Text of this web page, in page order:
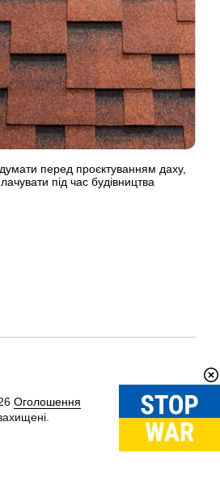
перед проєктуванням даху,
під час будівництва
Оголошення
Вгору↑